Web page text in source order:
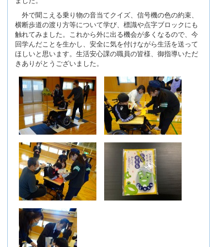
外で聞こえる乗り物の音当てクイズ、信号機の色の約束、
横断歩道の渡り方等について学び、標識や点字ブロックにも
触れてみました。これから外に出る機会が多くなるので、今
回学んだことを生かし、安全に気を付けながら生活を送って
ほしいと思います。生活安心課の職員の皆様、御指導いただ
きありがとうございました。